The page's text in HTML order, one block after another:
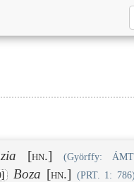
[hn.] (Györffy:
Boza [hn.] (PRT. 1: 786)